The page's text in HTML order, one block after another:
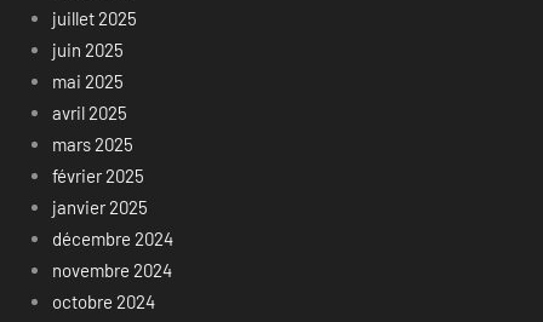
juillet 2025
juin 2025
mai 2025
avril 2025
mars 2025
février 2025
janvier 2025
décembre 2024
novembre 2024
octobre 2024